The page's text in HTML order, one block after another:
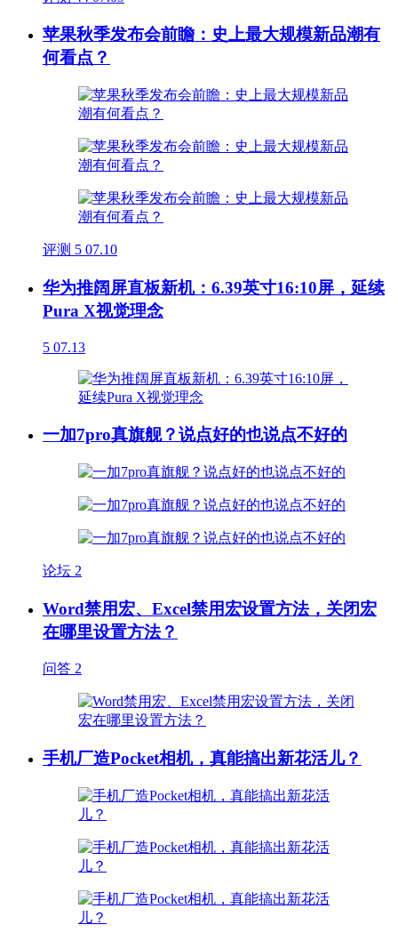
苹果秋季发布会前瞻：史上最大规模新品潮有
何看点？
评测 5 07.10
华为推阔屏直板新机：6.39英寸16:10屏，延续
Pura X视觉理念
5 07.13
一加7pro真旗舰？说点好的也说点不好的
论坛 2
Word禁用宏、Excel禁用宏设置方法，关闭宏
在哪里设置方法？
问答 2
手机厂造Pocket相机，真能搞出新花活儿？